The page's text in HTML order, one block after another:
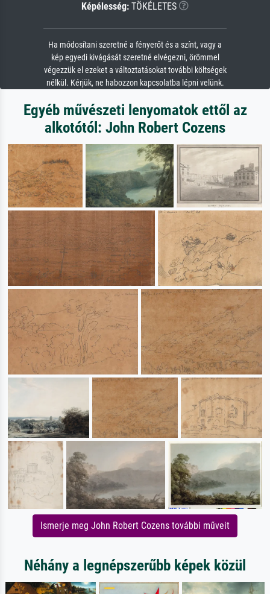
Képélesség: TÖKÉLETES
Ha módosítani szeretné a fényerőt és a színt, vagy a
kép egyedi kivágását szeretné elvégezni, örömmel
végezzük el ezeket a változtatásokat további költségek
nélkül. Kérjük, ne habozzon kapcsolatba lépni velünk.
Egyéb művészeti lenyomatok ettől az
alkotótól: John Robert Cozens
Ismerje meg John Robert Cozens további műveit
Néhány a legnépszerűbb képek közül